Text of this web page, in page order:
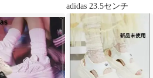
adidas 23.5センチ